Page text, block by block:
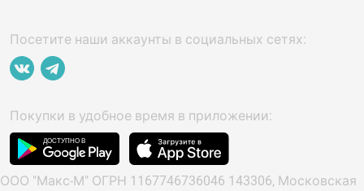
Посетите наши аккаунты в социальных сетях:
Покупки в удобное время в приложении:
ООО "Макс-М" ОГРН 1167746736046 143306, Московская